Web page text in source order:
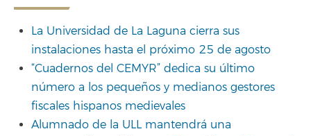
La Universidad de La Laguna cierra sus
instalaciones hasta el próximo 25 de agosto
“Cuadernos del CEMYR” dedica su último
número a los pequeños y medianos gestores
fiscales hispanos medievales
Alumnado de la ULL mantendrá una